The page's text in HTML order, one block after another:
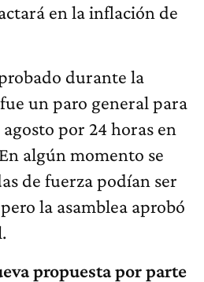
en la inflación de
durante la
un paro general para
por 24 horas en
algún momento se
de fuerza podían ser
la asamblea aprobó
propuesta por parte